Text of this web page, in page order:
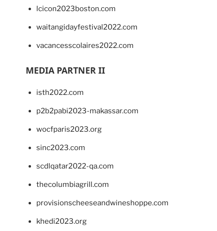
lcicon2023boston.com
waitangidayfestival2022.com
vacancesscolaires2022.com
MEDIA PARTNER II
isth2022.com
p2b2pabi2023-makassar.com
wocfparis2023.org
sinc2023.com
scdlqatar2022-qa.com
thecolumbiagrill.com
provisionscheeseandwineshoppe.com
khedi2023.org